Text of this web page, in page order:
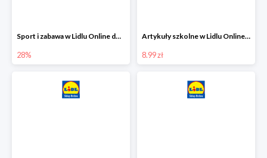
Sport i zabawa w Lidlu Online do -28%
28%
Artykuły szkolne w Lidlu Online od 8,99 zł
8.99 zł